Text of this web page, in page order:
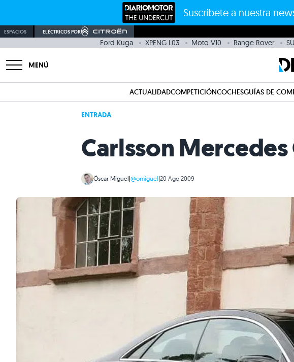
Suscríbete a nuestra
ESPACIOS ELÉCTRICOS POR
Ford Kuga XPENG L03 Moto V10 Range Rover
MENÚ
ACTUALIDADCOMPETICIÓNCOCHESGUÍAS DE
ENTRADA
Carlsson Mercedes
Óscar Miguel|@omiguel|20 Ago 2009